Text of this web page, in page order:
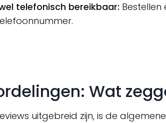
telefonisch bereikbaar:
Wat
uitgebreid zijn, is de